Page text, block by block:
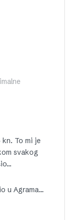
kn. To mi je
svakog
u Agrama…